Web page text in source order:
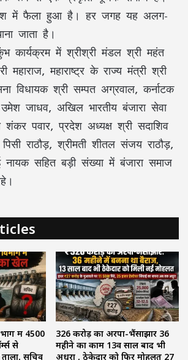
में फैला हुआ है। हर जगह यह अलग-
जाता है।
कार्यक्रम में श्रीश्री मंडल श्री महंत
महाराज, महाराष्ट्र के राज्य मंत्री श्री
विधायक श्री सम्पत अग्रवाल, कर्नाटक
जाधव, अखिल भारतीय बंजारा सेवा
पवार, प्रदेश अध्यक्ष श्री सदाशिव
राठौड़, श्रीमती शीतल संजय राठौड़,
नायक सहित बड़ी संख्या में बंजारा समाज
में ₹4500
से
सचिव
₹326 करोड़ का अरपा-भैंसाझार 36
महीने का काम 13वें साल बाद भी
अधूरा , ठेकेदार को फिर मोहलत ₹27